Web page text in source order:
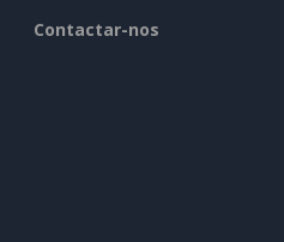
Contactar-nos